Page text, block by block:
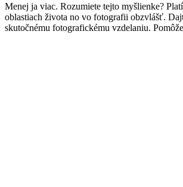
Menej ja viac. Rozumiete tejto myšlienke?
oblastiach života no vo fotografii obzvlášť.
skutočnému fotografickému vzdelaniu.